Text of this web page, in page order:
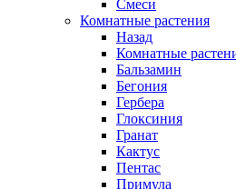
Смеси
Комнатные растения
Назад
Комнатные
Бальзамин
Бегония
Гербера
Глоксиния
Гранат
Кактус
Пентас
Примула